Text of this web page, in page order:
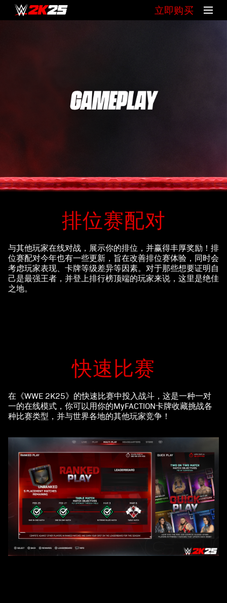
立即购买
排位赛配对
与其他玩家在线对战，展示你的排位，并赢得丰厚奖励！排
位赛配对今年也有一些更新，旨在改善排位赛体验，同时会
考虑玩家表现、卡牌等级差异等因素。对于那些想要证明自
己是最强王者，并登上排行榜顶端的玩家来说，这里是绝佳
之地。
快速比赛
在《WWE 2K25》的快速比赛中投入战斗，这是一种一对
一的在线模式，你可以用你的MyFACTION卡牌收藏挑战各
种比赛类型，并与世界各地的其他玩家竞争！